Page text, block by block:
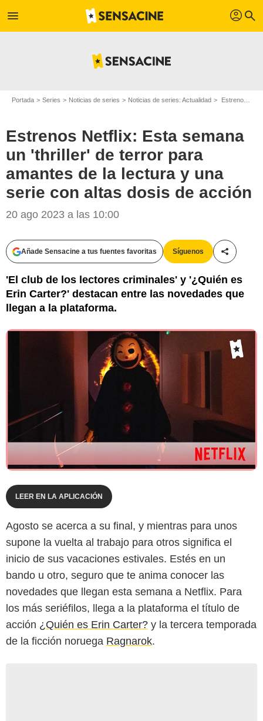
menu profil search
Portada Series Noticias de series Noticias de series: Actualidad Estrenos Netflix: Esta semana un 'thriller' de terror para amantes de la lectura y una serie con altas dosis de acción
Estrenos Netflix: Esta semana
un 'thriller' de terror para
amantes de la lectura y una
serie con altas dosis de acción
20 ago 2023 a las 10:00
Añade Sensacine a tus fuentes favoritas Síguenos
'El club de los lectores criminales' y '¿Quién es
Erin Carter?' destacan entre las novedades que
llegan a la plataforma.
Netflix / SensaCine
LEER EN LA APLICACIÓN
Agosto se acerca a su final, y mientras para unos
supone la vuelta al trabajo para otros significa el
inicio de sus vacaciones estivales. Estés en un
bando u otro, seguro que te anima conocer las
novedades que llegan esta semana a Netflix. Para
los más seriéfilos, llega a la plataforma el título de
acción ¿Quién es Erin Carter? y la tercera temporada
de la ficción noruega Ragnarok.